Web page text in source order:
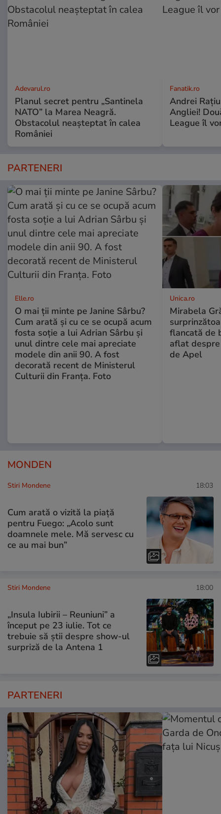
Adevarul.ro
Planul secret pentru „Santinela
NATO” la Marea Neagră.
Obstacolul neașteptat în calea
României
Fanatik.ro
Andrei
Angliei!
League îl
PARTENERI
Elle.ro
O mai ții minte pe Janine Sârbu?
Cum arată și cu ce se ocupă acum
fosta soție a lui Adrian Sârbu și
unul dintre cele mai apreciate
modele din anii 90. A fost
decorată recent de Ministerul
Culturii din Franța. Foto
Unica.ro
Mirabela
flancată de
aflat
de Apel
MONDEN
Stiri Mondene 18:03
Cum arată o vizită la piață
pentru Fuego: „Acolo sunt
doamnele mele. Mă servesc cu
ce au mai bun”
Stiri Mondene 18:00
„Insula Iubirii – Reuniuni” a
început pe 23 iulie. Tot ce
trebuie să știi despre show-ul
surpriză de la Antena 1
PARTENERI